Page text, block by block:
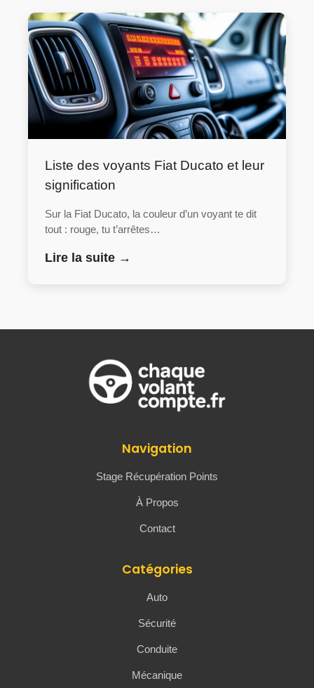
Liste des voyants Fiat Ducato et leur
signification
Sur la Fiat Ducato, la couleur d’un voyant te dit
tout : rouge, tu t’arrêtes…
Lire la suite →
Navigation
Stage Récupération Points
À Propos
Contact
Catégories
Auto
Sécurité
Conduite
Mécanique